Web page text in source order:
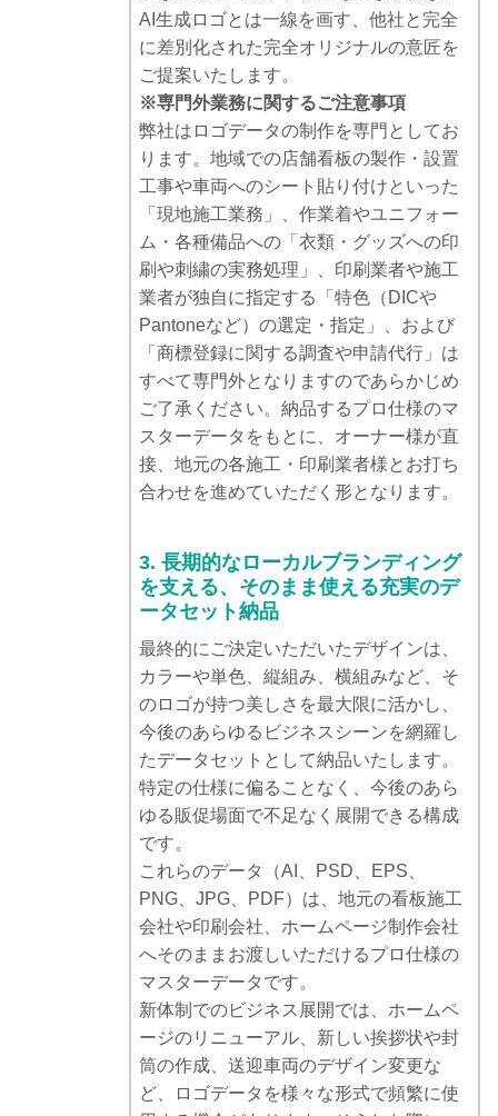
AI生成ロゴとは一線を画す、他社と完全
に差別化された完全オリジナルの意匠を
ご提案いたします。
※専門外業務に関するご注意事項
弊社はロゴデータの制作を専門としてお
ります。地域での店舗看板の製作・設置
工事や車両へのシート貼り付けといった
「現地施工業務」、作業着やユニフォー
ム・各種備品への「衣類・グッズへの印
刷や刺繍の実務処理」、印刷業者や施工
業者が独自に指定する「特色（DICや
Pantoneなど）の選定・指定」、および
「商標登録に関する調査や申請代行」は
すべて専門外となりますのであらかじめ
ご了承ください。納品するプロ仕様のマ
スターデータをもとに、オーナー様が直
接、地元の各施工・印刷業者様とお打ち
合わせを進めていただく形となります。
3. 長期的なローカルブランディング
を支える、そのまま使える充実のデ
ータセット納品
最終的にご決定いただいたデザインは、
カラーや単色、縦組み、横組みなど、そ
のロゴが持つ美しさを最大限に活かし、
今後のあらゆるビジネスシーンを網羅し
たデータセットとして納品いたします。
特定の仕様に偏ることなく、今後のあら
ゆる販促場面で不足なく展開できる構成
です。
これらのデータ（AI、PSD、EPS、
PNG、JPG、PDF）は、地元の看板施工
会社や印刷会社、ホームページ制作会社
へそのままお渡しいただけるプロ仕様の
マスターデータです。
新体制でのビジネス展開では、ホームペ
ージのリニューアル、新しい挨拶状や封
筒の作成、送迎車両のデザイン変更な
ど、ロゴデータを様々な形式で頻繁に使